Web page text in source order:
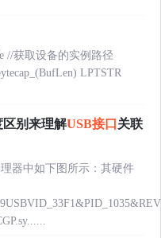
//获取设备的实例路径
LPTSTR
别来理解USB接口 关联
器中如下图所示：其硬件